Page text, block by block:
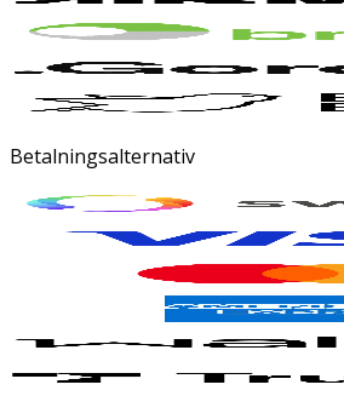
Betalningsalternativ